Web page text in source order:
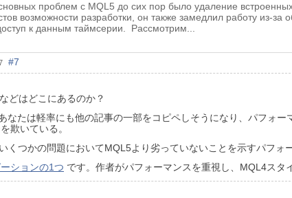
проблем с MQL5 до сих пор было удаление
возможности разработки, он также замедлил работу из-
к данным таймсерии. Рассмотрим...
#7
どはどこにあるのか？
なたは軽率にも他の記事の一部をコピペしそうになり、パフォ
欺いている。
くつかの問題においてMQL5より劣っていないことを示すパフォ
ションの1つ です。作者がパフォーマンスを重視し、MQL4スタ